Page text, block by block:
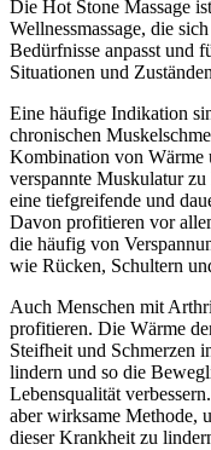
Die Hot Stone Massage
Wellnessmassage, die
Bedürfnisse anpasst und
Situationen und
Eine häufige Indikation
chronischen
Kombination von
verspannte Muskulatur
eine tiefgreifende und
Davon profitieren vor
die häufig von
wie Rücken, Schultern
Auch Menschen mit
profitieren. Die Wärme
Steifheit und Schmerzen
lindern und so die
Lebensqualität
aber wirksame Methode,
dieser Krankheit zu